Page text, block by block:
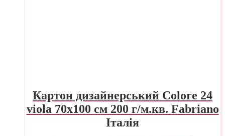
Картон дизайнерський Colore 24
viola 70х100 см 200 г/м.кв. Fabriano
Італія